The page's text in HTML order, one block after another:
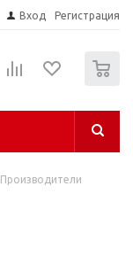
Вход Регистрация
Производители